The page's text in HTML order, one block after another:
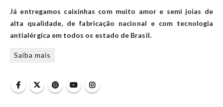
Já entregamos caixinhas com muito amor e semi joias de
alta qualidade, de fabricação nacional e com tecnologia
antialérgica em todos os estado de Brasil.
Saiba mais